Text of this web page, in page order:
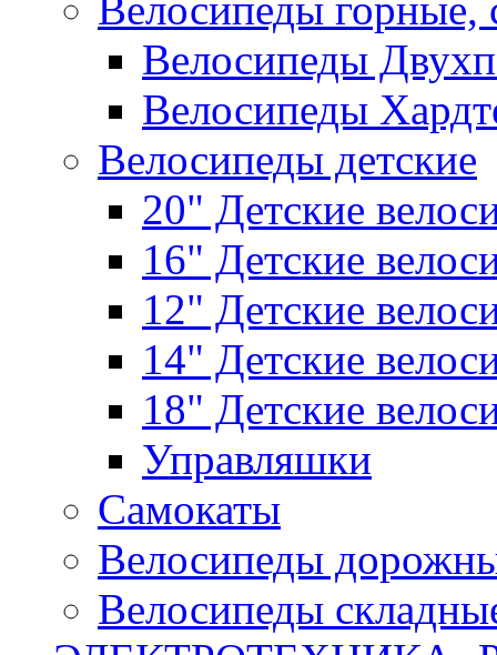
Велосипеды горные,
Велосипеды
Велосипеды
Велосипеды детские
20" Детские
16" Детские
12" Детские
14" Детские
18" Детские
Управляшки
Самокаты
Велосипеды
Велосипеды